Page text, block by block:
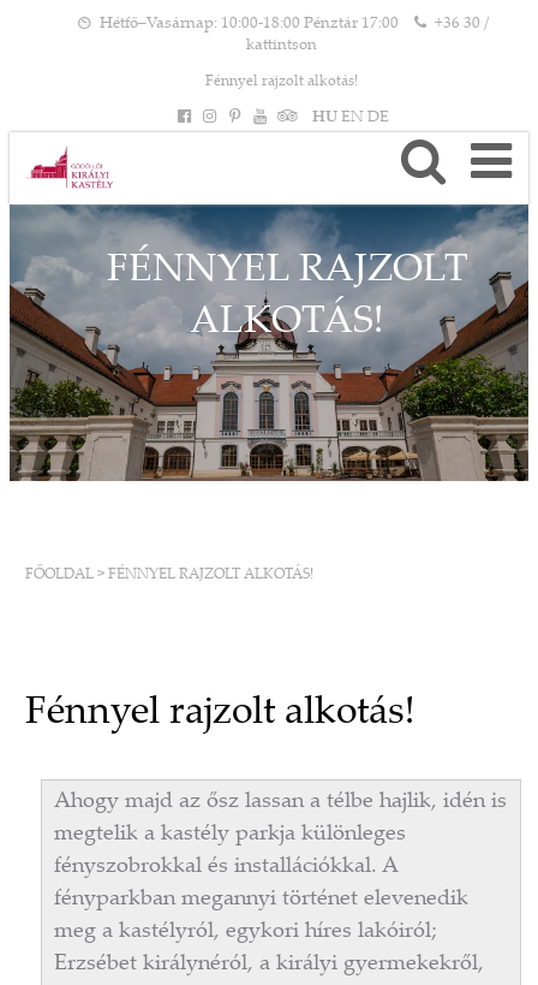
Hétfő–Vasárnap: 10:00-18:00 Pénztár 17:00
+36 30 /
kattintson
Fénnyel rajzolt alkotás!
HU EN DE
FÉNNYEL RAJZOLT
ALKOTÁS!
FŐOLDAL > FÉNNYEL RAJZOLT ALKOTÁS!
Fénnyel rajzolt alkotás!
Ahogy majd az ősz lassan a télbe hajlik, idén is
megtelik a kastély parkja különleges
fényszobrokkal és installációkkal. A
fényparkban megannyi történet elevenedik
meg a kastélyról, egykori híres lakóiról;
Erzsébet királynéról, a királyi gyermekekről,